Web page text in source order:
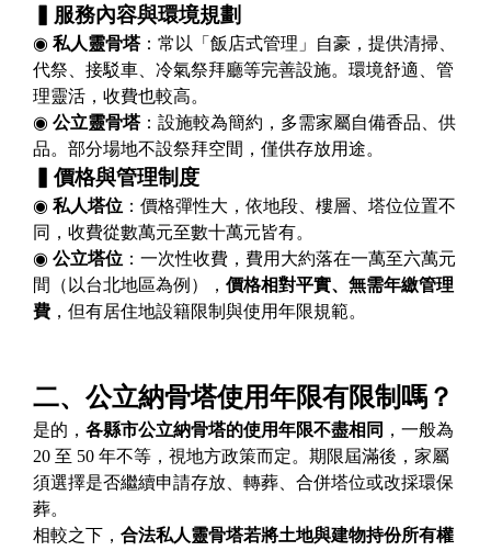
服務內容與環境規劃
◉私人靈骨塔：常以「飯店式管理」自豪，提供清掃、
代祭、接駁車、冷氣祭拜廳等完善設施。環境舒適、管
理靈活，收費也較高。
◉公立靈骨塔：設施較為簡約，多需家屬自備香品、供
品。部分場地不設祭拜空間，僅供存放用途。
▍價格與管理制度
◉私人塔位 ：價格彈性大，依地段、樓層、塔位位置不
同，收費從數萬元至數十萬元皆有。
◉公立塔位 ：一次性收費，費用大約落在一萬至六萬元
間（以台北地區為例），價格相對平實、無需年繳管理
費 ，但有居住地設籍限制與使用年限規範。
二、公立納骨塔使用年限有限制嗎？
是的，各縣市公立納骨塔的使用年限不盡相同 ，一般為
20 至 50 年不等，視地方政策而定。期限屆滿後，家屬
須選擇是否繼續申請存放、轉葬、合併塔位或改採環保
葬。
相較之下，合法私人靈骨塔若將土地與建物持份所有權